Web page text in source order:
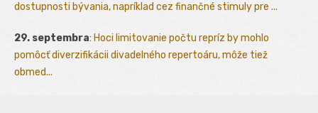
dostupnosti bývania, napríklad cez finančné stimuly pre ...
29. septembra: Hoci limitovanie počtu repríz by mohlo
pomôcť diverzifikácii divadelného repertoáru, môže tiež
obmed...